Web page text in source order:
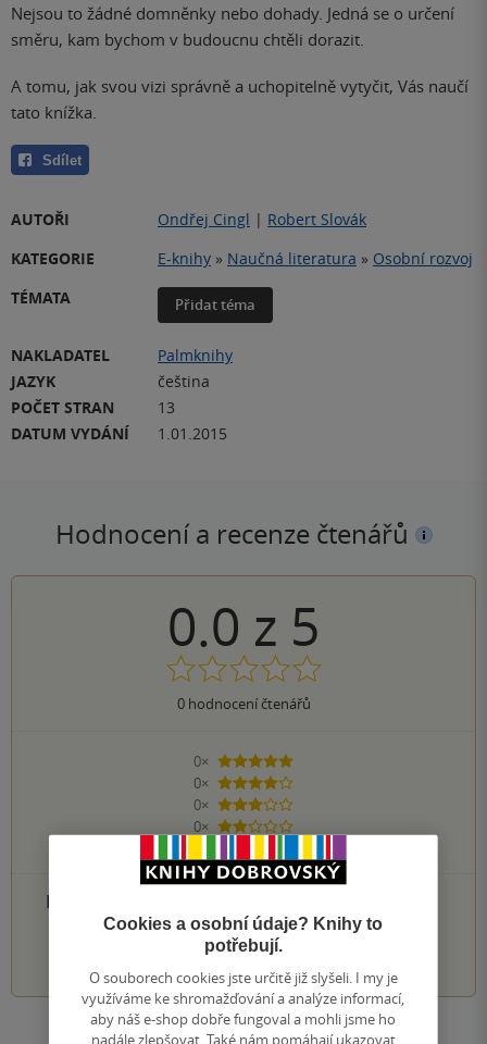
Nejsou to žádné domněnky nebo dohady. Jedná se o určení
směru, kam bychom v budoucnu chtěli dorazit.
A tomu, jak svou vizi správně a uchopitelně vytyčit, Vás naučí
tato knížka.
Sdílet
AUTOŘI Ondřej Cingl | Robert Slovák
KATEGORIE
E-knihy » Naučná literatura » Osobní rozvoj
TÉMATA
Přidat téma
NAKLADATEL
Palmknihy
JAZYK
čeština
POČET STRAN
13
DATUM VYDÁNÍ
1.01.2015
Hodnocení a recenze čtenářů
0.0 z 5
0hodnocení čtenářů
0×
5 hvězdiček
0×
4 hvězdičky
0×
3 hvězdičky
0×
2 hvězdičky
PŘIDEJTE SVÉ HODNOCENÍ PRODUKTU
3 4 5
Zobrazit všechna hodnocení
Cookies a osobní údaje? Knihy to
potřebují.
O souborech cookies jste určitě již slyšeli. I my je
využíváme ke shromažďování a analýze informací,
aby náš e-shop dobře fungoval a mohli jsme ho
nadále zlepšovat. Také nám pomáhají ukazovat